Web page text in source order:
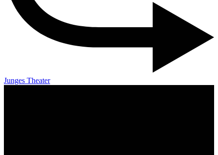
Junges Theater